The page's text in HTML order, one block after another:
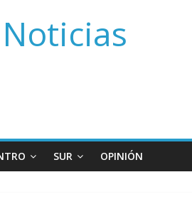
SUR OPINIÓN